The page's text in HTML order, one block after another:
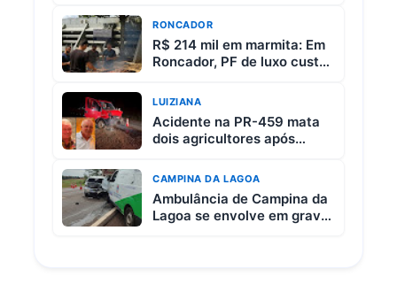
RONCADOR
R$ 214 mil em marmita: Em
Roncador, PF de luxo custa
LUIZIANA
Acidente na PR-459 mata
dois agricultores após
caminhão
CAMPINA DA LAGOA
Ambulância de Campina da
Lagoa se envolve em grave